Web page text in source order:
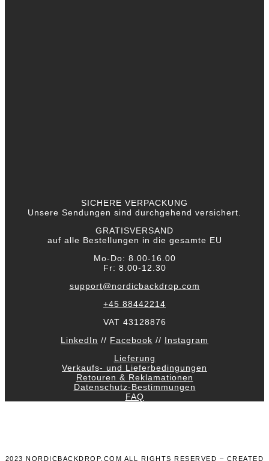
SICHERE VERPACKUNG
Unsere Sendungen sind durchgehend versichert.
GRATISVERSAND
auf alle Bestellungen in die gesamte EU
Mo-Do: 8.00-16.00
Fr: 8.00-12.30
support@nordicbackdrop.com
+45 88442214
VAT 43128876
LinkedIn // Facebook // Instagram
Lieferung
Verkaufs- und Lieferbedingungen
Retouren & Reklamationen
Datenschutz-Bestimmungen
FAQ
2023 NORDICBACKDROP.COM ALL RIGHTS RESERVED – CREATED